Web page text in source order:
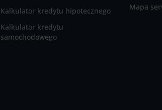
Kalkulator kredytu hipotecznego
Kalkulator kredytu
samochodowego
Mapa